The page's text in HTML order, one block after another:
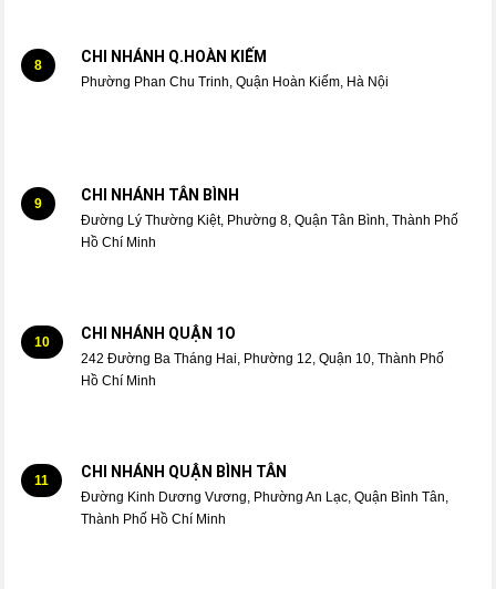
8 CHI NHÁNH Q.HOÀN KIẾM
Phường Phan Chu Trinh, Quận Hoàn Kiếm, Hà Nội
9 CHI NHÁNH TÂN BÌNH
Đường Lý Thường Kiệt, Phường 8, Quận Tân Bình, Thành Phố
Hồ Chí Minh
10 CHI NHÁNH QUẬN 1O
242 Đường Ba Tháng Hai, Phường 12, Quận 10, Thành Phố
Hồ Chí Minh
11 CHI NHÁNH QUẬN BÌNH TÂN
Đường Kinh Dương Vương, Phường An Lạc, Quận Bình Tân,
Thành Phố Hồ Chí Minh